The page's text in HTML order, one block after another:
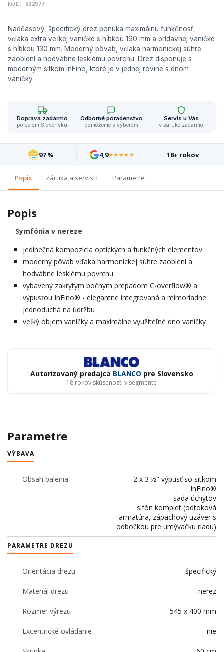
Nadčasový, špecifický drez ponúka maximálnu funkčnosť,
vďaka extra veľkej vaničke s hĺbkou 190 mm a prídavnej vaničke
s hĺbkou 130 mm. Moderný pôvab, vďaka harmonickej súhre
zaoblení a hodvábne lesklému povrchu. Drez disponuje s
moderným sitkom InFino, ktoré je v jednej rovine s dnom
vaničky.
KÓD: 522977
Doprava zadarmo
po celom Slovensku
Odborné poradenstvo
pomôžeme s výberom
Servis u Vás
v záruke zadarmo
97 % 4,9★★★★★ 18+ rokov
Popis Záruka a servis Parametre
Popis
Symfónia v nereze
jedinečná kompozícia optických a funkčných elementov
moderný pôvab vďaka harmonickej súhre zaoblení a
hodvábne lesklému povrchu
vybavený zakrytým bočným prepadom C-overflow® a
výpusťou InFino® - elegantne integrovaná a mimoriadne
jednoduchá na údržbu
veľký objem vaničky a maximálne využiteľné dno vaničky
Autorizovaný predajca BLANCO pre Slovensko
18 rokov skúseností v segmente
Parametre
VÝBAVA
Obsah balenia
2 x 3 ½" výpusť so sitkom
InFino®
sada úchytov
sifón komplet (odtoková
armatúra, zápachový uzáver s
odbočkou pre umývačku riadu)
PARAMETRE DREZU
Orientácia drezu špecifický
Materiál drezu nerez
Rozmer výrezu 545 x 400 mm
Excentrické ovládanie nie